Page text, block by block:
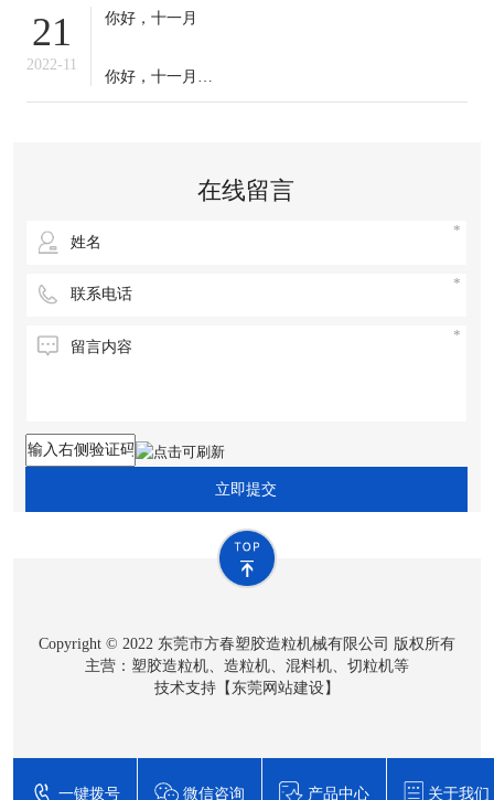
们应保证充足睡眠，多晒太阳，适时锻炼，
子碗，冻掉耳朵没人管”的说法。你那里立冬
吃啥？冬天来了，
21
2022-11
你好，十一月
你好，十一月
在线留言
立即提交
Copyright © 2022 东莞市方春塑胶造粒机械有限公司 版权所有
主营：塑胶造粒机、造粒机、混料机、切粒机等
技术支持【东莞网站建设】
一键拨号 微信咨询 产品中心 关于我们